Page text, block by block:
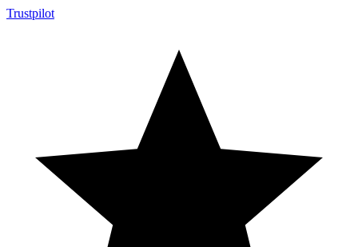
Trustpilot